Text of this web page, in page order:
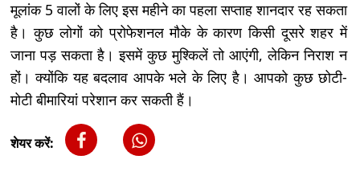
मूलांक 5 वालों के लिए इस महीने का पहला सप्ताह शानदार रह सकता
है। कुछ लोगों को प्रोफेशनल मौके के कारण किसी दूसरे शहर में
जाना पड़ सकता है। इसमें कुछ मुश्किलें तो आएंगी, लेकिन निराश न
हों। क्योंकि यह बदलाव आपके भले के लिए है। आपको कुछ छोटी-
मोटी बीमारियां परेशान कर सकती हैं।
शेयर करें: